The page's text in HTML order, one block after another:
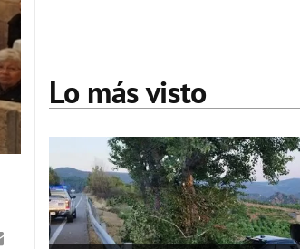
Lo más visto